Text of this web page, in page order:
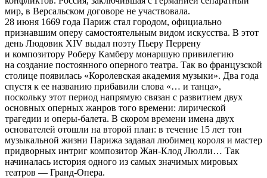
мир, в Версальском договоре не участвовала.
28 июня 1669 года Париж стал городом, официально
признавшим оперу самостоятельным видом искусства. В этот
день Людовик XIV выдал поэту Пьеру Перрену
и композитору Роберу Камберу монаршую привилегию
на создание постоянного оперного театра. Так во французской
столице появилась «Королевская академия музыки». Два года
спустя к ее названию прибавили слова «… и танца»,
поскольку этот период напрямую связан с развитием двух
основных оперных жанров того времени: лирической
трагедии и оперы-балета. В скором времени имена двух
основателей отошли на второй план: в течение 15 лет тон
музыкальной жизни Парижа задавал любимец короля и мастер
придворных интриг композитор Жан-Клод Люлли… Так
начиналась история одного из самых значимых мировых
театров — Гранд-Опера.